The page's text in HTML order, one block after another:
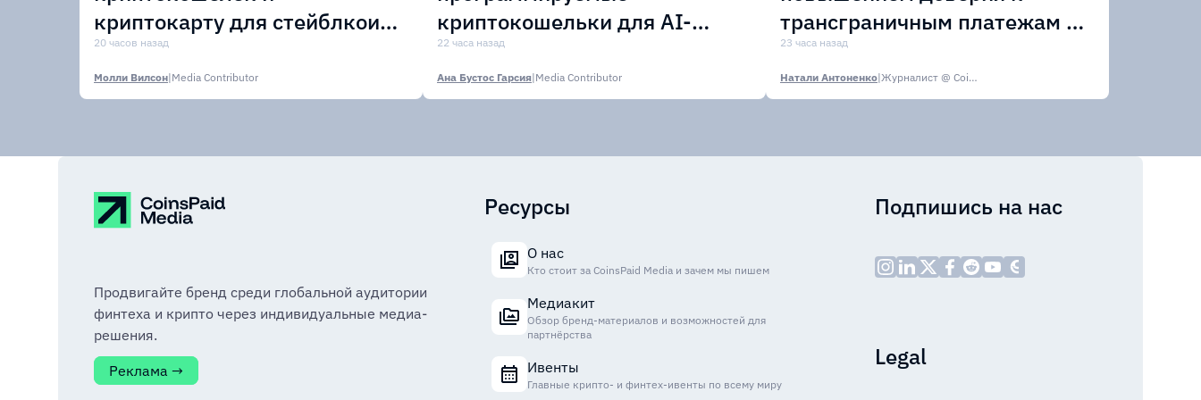
криптокарту для стейблкоина
USDPT
20 часов назад
Молли Вилсон|Media Contributor
криптокошельки для AI-
агентов
22 часа назад
Ана Бустос Гарсия|Media Contributor
трансграничным платежам в
стейблкоинах
23 часа назад
Натали Антоненко| Журналист @ CoinsPaid Media
Продвигайте бренд среди глобальной аудитории
финтеха и крипто через индивидуальные медиа-
решения.
Реклама →
Ресурсы
О нас
Кто стоит за CoinsPaid Media и зачем мы пишем
Медиакит
Обзор бренд-материалов и возможностей для
партнёрства
Ивенты
Главные крипто- и финтех-ивенты по всему миру
Подпишись на нас
Legal